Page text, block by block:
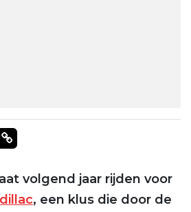
Whatsapp
via Mail
Delen via link
volgend jaar rijden voor
, een klus die door de